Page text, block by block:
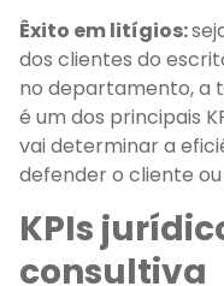
Êxito em litígios:
dos clientes do
no departamento, a
é um dos principais
vai determinar a
defender o cliente
KPIs
consultiva